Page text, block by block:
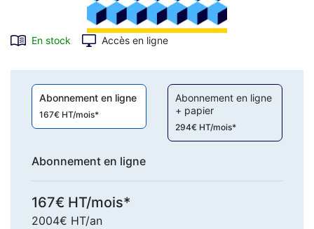
En stock Accès en ligne
Abonnement en ligne
167€ HT/mois*
Abonnement en ligne
+ papier
294€ HT/mois*
Abonnement en ligne
167€ HT/mois*
2004€ HT/an